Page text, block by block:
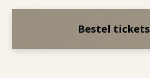
Bestel tickets